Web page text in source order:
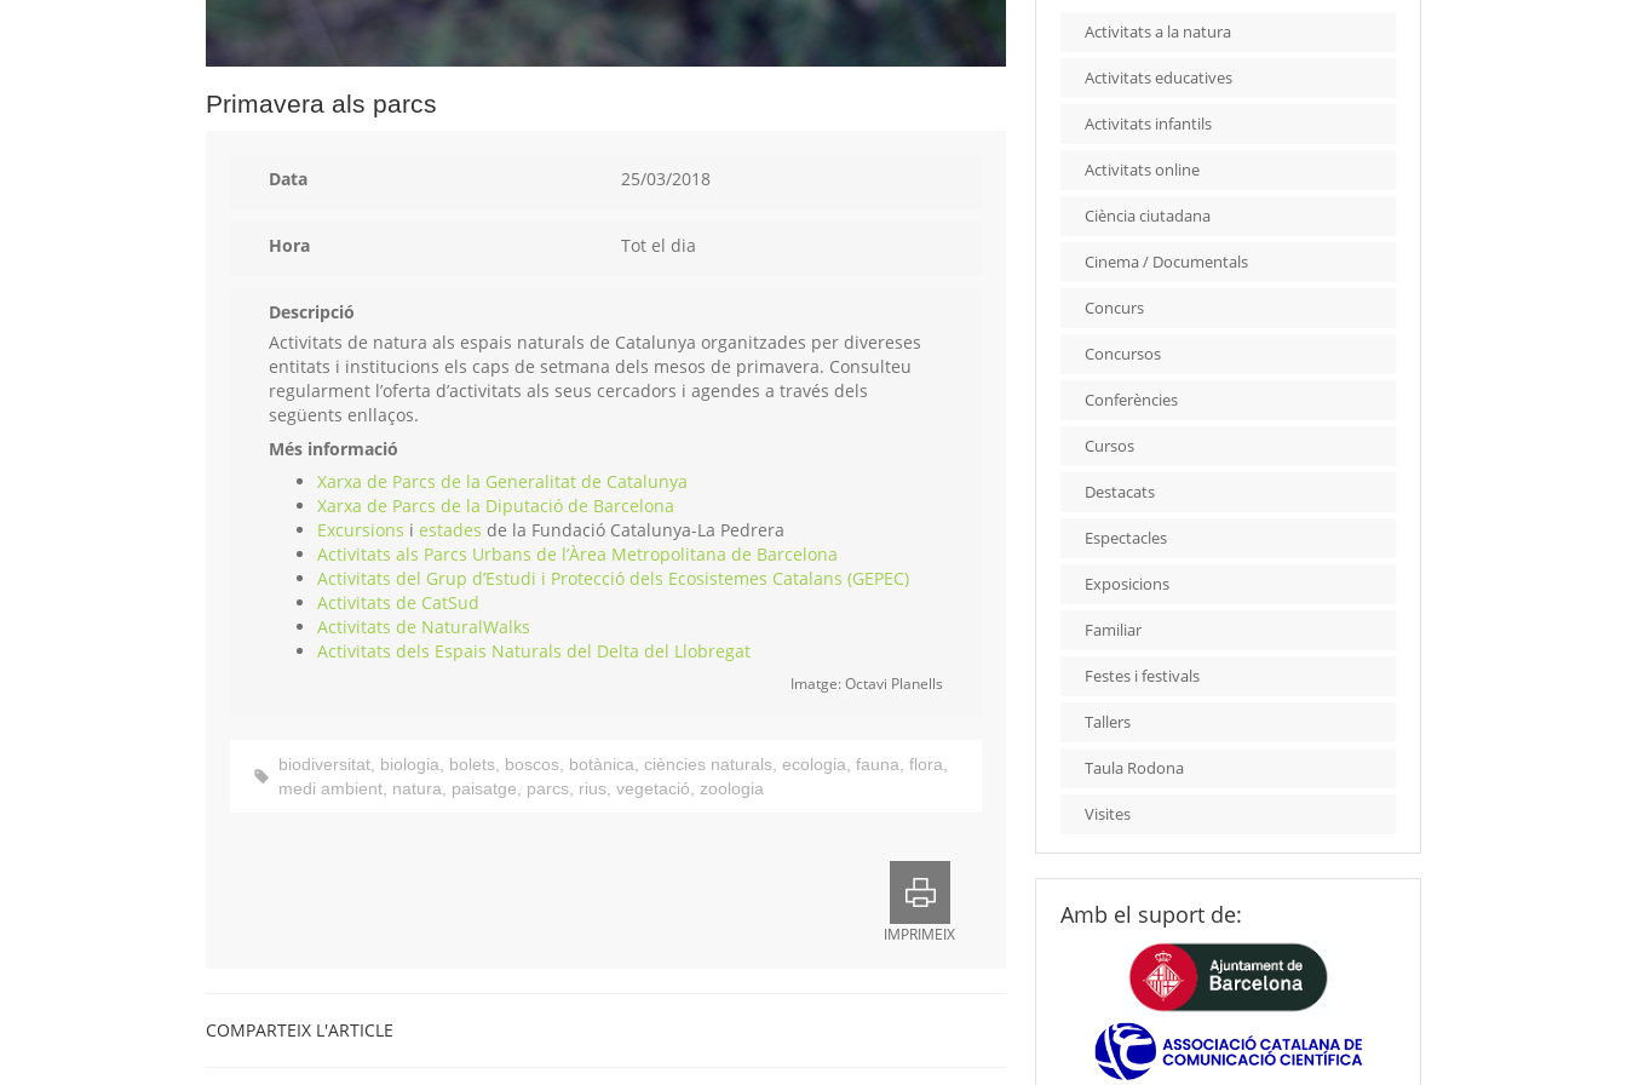
Primavera als parcs
Data 25/03/2018
Hora Tot el dia
Descripció
Activitats de natura als espais naturals de Catalunya organitzades per divereses
entitats i institucions els caps de setmana dels mesos de primavera. Consulteu
regularment l’oferta d’activitats als seus cercadors i agendes a través dels
següents enllaços.
Més informació
Xarxa de Parcs de la Generalitat de Catalunya
Xarxa de Parcs de la Diputació de Barcelona
Excursions i estades de la Fundació Catalunya-La Pedrera
Activitats als Parcs Urbans de l’Àrea Metropolitana de Barcelona
Activitats del Grup d’Estudi i Protecció dels Ecosistemes Catalans (GEPEC)
Activitats de CatSud
Activitats de NaturalWalks
Activitats dels Espais Naturals del Delta del Llobregat
Imatge: Octavi Planells
biodiversitat, biologia, bolets, boscos, botànica, ciències naturals, ecologia, fauna, flora,
medi ambient, natura, paisatge, parcs, rius, vegetació, zoologia
IMPRIMEIX
COMPARTEIX L'ARTICLE
Activitats a la natura
Activitats educatives
Activitats infantils
Activitats online
Ciència ciutadana
Cinema / Documentals
Concurs
Concursos
Conferències
Cursos
Destacats
Espectacles
Exposicions
Familiar
Festes i festivals
Tallers
Taula Rodona
Visites
Amb el suport de: